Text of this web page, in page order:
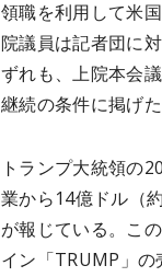
領職を利用して米
院議員は記者団に
ずれも、上院本会
継続の条件に掲げた
トランプ大統領の
業から14億ドル （
が報じている。こ
イン「TRUMP」